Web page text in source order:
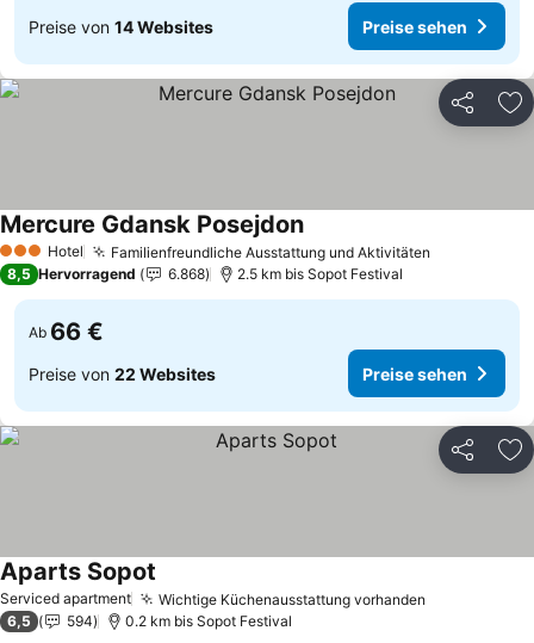
Preise von 14 Websites Preise sehen
Teilen
3 SterneHotel Familienfreundliche Ausstattung und Aktivitäten
Mercure Gdansk PosejdonPreise sehen
8,5 Hervorragend 6.868 2.5 km bis Sopot Festival
Ab 66 €
Preise von 22 Websites Preise sehen
Teilen
Serviced apartment Wichtige Küchenausstattung vorhanden
Aparts Sopot
6,5 594 0.2 km bis Sopot Festival